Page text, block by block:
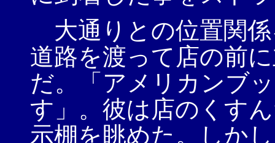
大通りとの位置関
道路を渡って店の前
だ。「アメリカンブ
す」。彼は店のくす
示棚を眺めた。しか